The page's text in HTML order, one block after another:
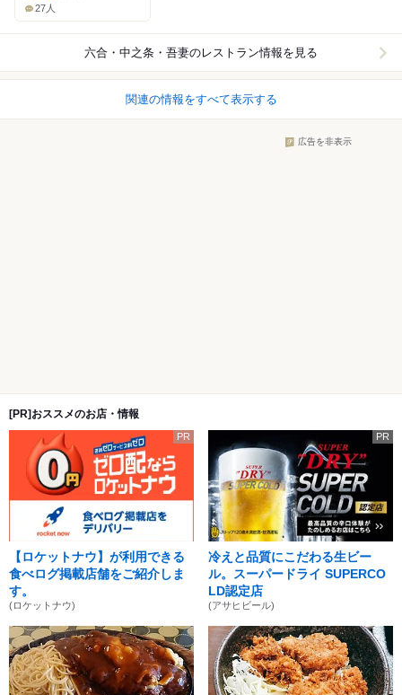
27人
六合・中之条・吾妻のレストラン情報を見る
関連の情報をすべて表示する
広告を非表示
[PR]おススメのお店・情報
PR
【ロケットナウ】が利用できる
食べログ掲載店舗をご紹介しま
す。
(ロケットナウ)
PR
冷えと品質にこだわる生ビー
ル。スーパードライ SUPERCO
LD認定店
(アサヒビール)